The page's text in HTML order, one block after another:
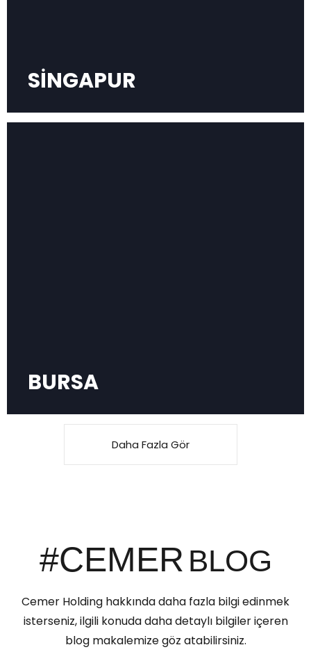
SİNGAPUR
BURSA
Daha Fazla Gör
#CEMERBLOG
Cemer Holding hakkında daha fazla bilgi edinmek
isterseniz, ilgili konuda daha detaylı bilgiler içeren
blog makalemize göz atabilirsiniz.